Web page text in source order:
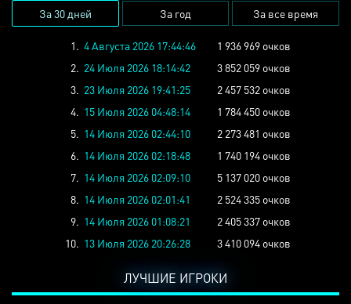
За 30 дней За год За все время
1. 4 Августа 2026 17:44:46
1 936 969 очков
2. 24 Июля 2026 18:14:42
3 852 059 очков
3. 23 Июля 2026 19:41:25
2 457 532 очков
4. 15 Июля 2026 04:48:14
1 784 450 очков
5. 14 Июля 2026 02:44:10
2 273 481 очков
6. 14 Июля 2026 02:18:48
1 740 194 очков
7. 14 Июля 2026 02:09:10
5 137 020 очков
8. 14 Июля 2026 02:01:41
2 524 335 очков
9. 14 Июля 2026 01:08:21
2 405 337 очков
10. 13 Июля 2026 20:26:28 3 410 094 очков
ЛУЧШИЕ ИГРОКИ